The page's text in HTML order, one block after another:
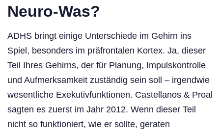
Neuro-Was?
ADHS bringt einige Unterschiede im Gehirn ins
Spiel, besonders im präfrontalen Kortex. Ja, dieser
Teil Ihres Gehirns, der für Planung, Impulskontrolle
und Aufmerksamkeit zuständig sein soll – irgendwie
wesentliche Exekutivfunktionen. Castellanos & Proal
sagten es zuerst im Jahr 2012. Wenn dieser Teil
nicht so funktioniert, wie er sollte, geraten